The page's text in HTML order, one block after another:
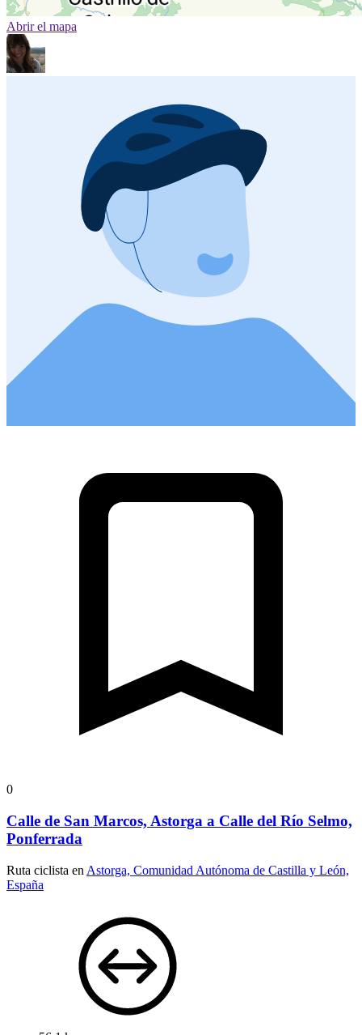
Abrir el mapa
0
Calle de San Marcos, Astorga a Calle del Río Selmo,
Ponferrada
Ruta ciclista en Astorga, Comunidad Autónoma de Castilla y León,
España